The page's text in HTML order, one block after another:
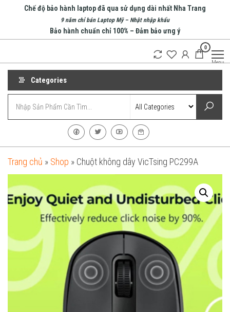
Chế độ bảo hành laptop đã qua sử dụng dài nhất Nha Trang
9 năm chỉ bán Laptop Mỹ – Nhật nhập khẩu
Bảo hành chuẩn chỉ 100% – Đảm bảo ưng ý
Computer
0
Menu
Categories
Trang chủ » Shop » Chuột không dây VicTsing PC299A